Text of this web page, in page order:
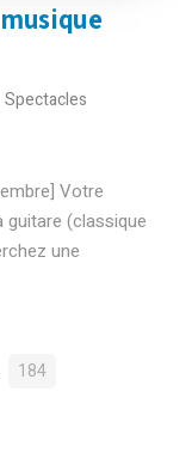
Spectacles
Votre
guitare (classique
une
184